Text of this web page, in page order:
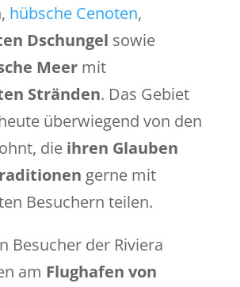
, hübsche Cenoten,
Dschungel sowie
Meermit
Stränden. Das Gebiet
überwiegend von den
dieihren Glauben
gerne mit
Besuchern teilen.
Besucher der Riviera
am Flughafen von